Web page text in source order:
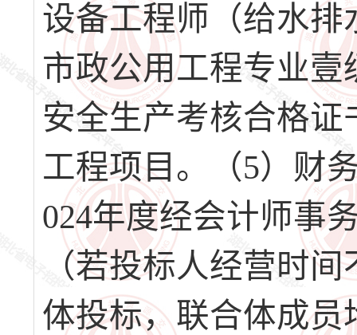
设备工程师（给水
市政公用工程专业
安全生产考核合格
工程项目。（5）财
024年度经会计师事
（若投标人经营时
体投标，联合体成员